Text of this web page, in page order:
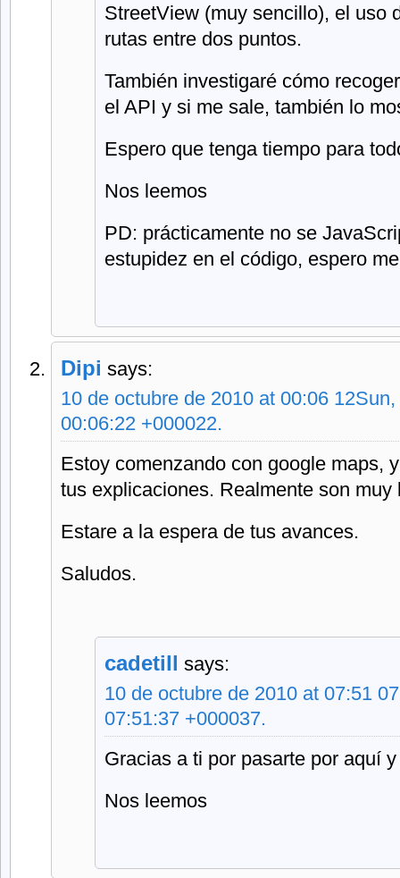
StreetView (muy sencillo), el uso
rutas entre dos puntos.
También investigaré cómo
el API y si me sale, también lo
Espero que tenga tiempo para
Nos leemos
PD: prácticamente no se
estupidez en el código, espero
Dipi says:
10 de octubre de 2010 at 00:06
00:06:22 +000022.
Estoy comenzando con google maps,
tus explicaciones. Realmente son
Estare a la espera de tus avances.
Saludos.
cadetill says:
10 de octubre de 2010 at 07:51
07:51:37 +000037.
Gracias a ti por pasarte por aquí
Nos leemos